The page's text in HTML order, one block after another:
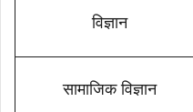
विज्ञान
सामाजिक विज्ञान